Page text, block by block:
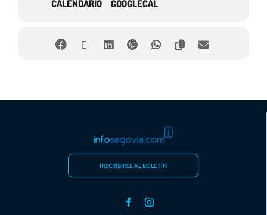
CALENDARIO GOOGLECAL
INSCRIBIRSE AL BOLETÍN